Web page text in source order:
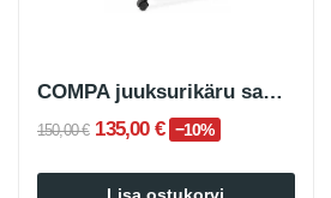
COMPA juuksurikäru sahtlitega
150,00 € 135,00 € −10%
Lisa ostukorvi